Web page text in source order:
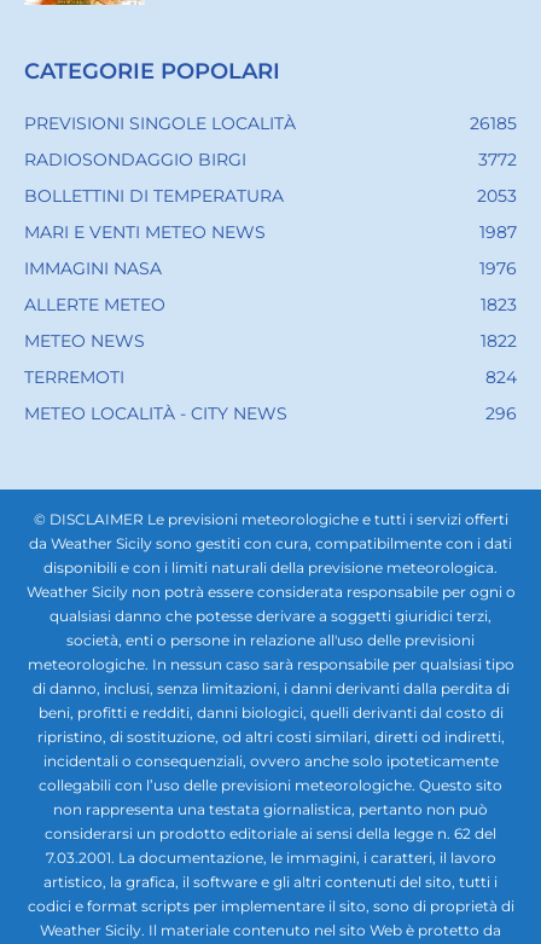
CATEGORIE POPOLARI
PREVISIONI SINGOLE LOCALITÀ
26185
RADIOSONDAGGIO BIRGI
3772
BOLLETTINI DI TEMPERATURA
2053
MARI E VENTI METEO NEWS
1987
IMMAGINI NASA
1976
ALLERTE METEO
1823
METEO NEWS
1822
TERREMOTI
824
METEO LOCALITÀ - CITY NEWS
296
© DISCLAIMER Le previsioni meteorologiche e tutti i servizi offerti
da Weather Sicily sono gestiti con cura, compatibilmente con i dati
disponibili e con i limiti naturali della previsione meteorologica.
Weather Sicily non potrà essere considerata responsabile per ogni o
qualsiasi danno che potesse derivare a soggetti giuridici terzi,
società, enti o persone in relazione all'uso delle previsioni
meteorologiche. In nessun caso sarà responsabile per qualsiasi tipo
di danno, inclusi, senza limitazioni, i danni derivanti dalla perdita di
beni, profitti e redditi, danni biologici, quelli derivanti dal costo di
ripristino, di sostituzione, od altri costi similari, diretti od indiretti,
incidentali o consequenziali, ovvero anche solo ipoteticamente
collegabili con l’uso delle previsioni meteorologiche. Questo sito
non rappresenta una testata giornalistica, pertanto non può
considerarsi un prodotto editoriale ai sensi della legge n. 62 del
7.03.2001. La documentazione, le immagini, i caratteri, il lavoro
artistico, la grafica, il software e gli altri contenuti del sito, tutti i
codici e format scripts per implementare il sito, sono di proprietà di
Weather Sicily. Il materiale contenuto nel sito Web è protetto da